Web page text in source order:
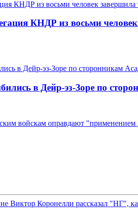
КНДР из восьми
в Дейр-эз-Зоре по
войскам оправдают "применением